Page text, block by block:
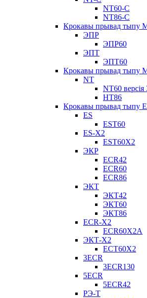
NT60-C
NT86-C
Крокавы прывад тыпу
ЭПР
ЭПР60
ЭПТ
ЭПТ60
Крокавы прывад тыпу
NT
NT60 версія
НТ86
Крокавы прывад тыпу
ES
EST60
ES-X2
EST60X2
ЭКР
ECR42
ECR60
ECR86
ЭКТ
ЭКТ42
ЭКТ60
ЭКТ86
ECR-X2
ECR60X2A
ЭКТ-X2
ECT60X2
3ECR
3ECR130
5ECR
5ECR42
РЭ-Т